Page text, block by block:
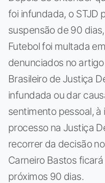
foi infundada, o STJD
suspensão de 90
Futebol foi multada
denunciados no
Brasileiro de Justiça
infundada ou dar
sentimento pessoal,
processo na Justiça
recorrer da decisão
Carneiro Bastos
próximos 90 dias.